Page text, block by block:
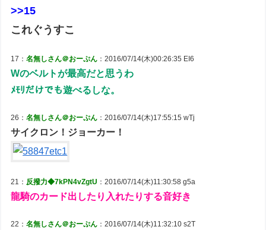
>>15
これぐうすこ
17：名無しさん＠おーぷん ：2016/07/14(木)00:26:35 EI6
Wのベルトが最高だと思うわ
ﾒﾓﾘだけでも遊べるしな。
26：名無しさん＠おーぷん ：2016/07/14(木)17:55:15 wTj
サイクロン！ジョーカー！
21： 反撥力◆7kPN4vZgtU ：2016/07/14(木)11:30:58 g5a
龍騎のカード出したり入れたりする音好き
22：名無しさん＠おーぷん ：2016/07/14(木)11:32:10 s2T